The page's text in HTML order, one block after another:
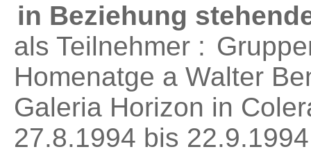
in Beziehung
als Teilnehmer :
Homenatge a Walter
Galeria Horizon in
27.8.1994 bis